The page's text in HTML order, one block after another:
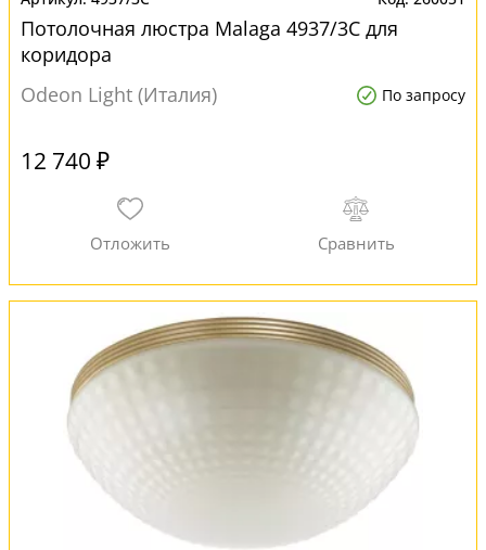
Потолочная люстра Malaga 4937/3C для
коридора
Odeon Light (Италия)
По запросу
12 740 ₽